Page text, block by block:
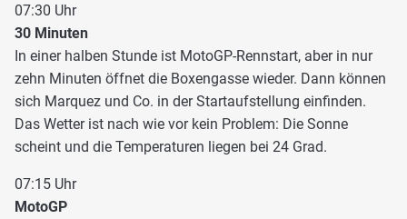
07:30 Uhr
30 Minuten
In einer halben Stunde ist MotoGP-Rennstart, aber in nur
zehn Minuten öffnet die Boxengasse wieder. Dann können
sich Marquez und Co. in der Startaufstellung einfinden.
Das Wetter ist nach wie vor kein Problem: Die Sonne
scheint und die Temperaturen liegen bei 24 Grad.
07:15 Uhr
MotoGP